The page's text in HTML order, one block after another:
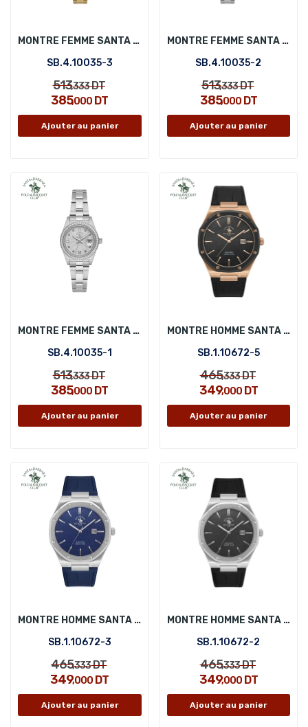
MONTRE FEMME SANTA BARBARA POLO SB.4.10035-3
SB.4.10035-3
513,333DT
385,000 DT
Ajouter au panier
MONTRE FEMME SANTA BARBARA POLO SB.4.10035-2
SB.4.10035-2
513,333DT
385,000DT
Ajouter au panier
MONTRE FEMME SANTA BARBARA POLO SB.4.10035-1
SB.4.10035-1
513,333DT
385,000 DT
Ajouter au panier
MONTRE HOMME SANTA BARBARA POLO SB.1.10672-5
SB.1.10672-5
465,333DT
349,000DT
Ajouter au panier
MONTRE HOMME SANTA BARBARA POLO SB.1.10672-3
SB.1.10672-3
465,333DT
349,000 DT
Ajouter au panier
MONTRE HOMME SANTA BARBARA POLO SB.1.10672-2
SB.1.10672-2
465,333DT
349,000DT
Ajouter au panier